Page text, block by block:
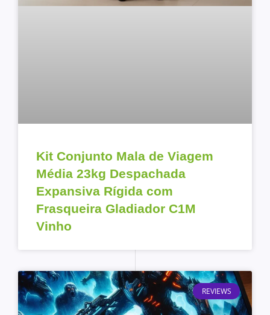
Kit Conjunto Mala de Viagem
Média 23kg Despachada
Expansiva Rígida com
Frasqueira Gladiador C1M
Vinho
REVIEWS